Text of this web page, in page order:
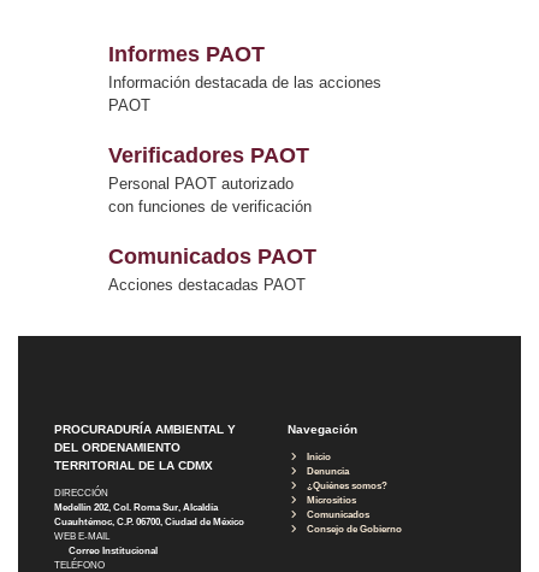
Informes PAOT
Información destacada de las acciones
PAOT
Verificadores PAOT
Personal PAOT autorizado
con funciones de verificación
Comunicados PAOT
Acciones destacadas PAOT
PROCURADURÍA AMBIENTAL Y
DEL ORDENAMIENTO
TERRITORIAL DE LA CDMX
DIRECCIÓN
Medellín 202, Col. Roma Sur, Alcaldía
Cuauhtémoc, C.P. 06700, Ciudad de México
WEB E-MAIL
Correo Institucional
TELÉFONO
Navegación
Inicio
Denuncia
¿Quiénes somos?
Micrositios
Comunicados
Consejo de Gobierno